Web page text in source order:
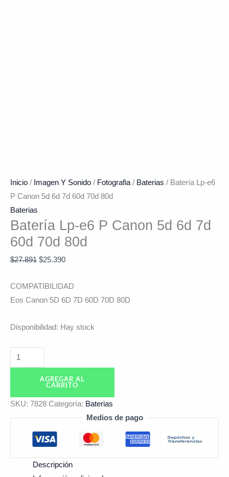
Inicio / Imagen Y Sonido / Fotografia/ Baterias / Batería Lp-e6
P Canon 5d 6d 7d 60d 70d 80d
Baterias
Batería Lp-e6 P Canon 5d 6d 7d
60d 70d 80d
$27.891 $25.390
COMPATIBILIDAD
Eos Canon 5D 6D 7D 60D 70D 80D
Disponibilidad: Hay stock
AGREGAR AL
CARRITO
SKU: 7828 Categoría: Baterias
Medios de pago
Descripción